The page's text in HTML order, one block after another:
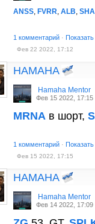
ANSS, FVRR, ALB,
1 комментарий ·
Фев 22 2022, 17:12
HAMAHA
Hamaha Mentor
Фев 15 2022, 17:15
MRNA в шорт,
1 комментарий ·
Фев 15 2022, 17:15
HAMAHA
Hamaha Mentor
Фев 14 2022, 17:09